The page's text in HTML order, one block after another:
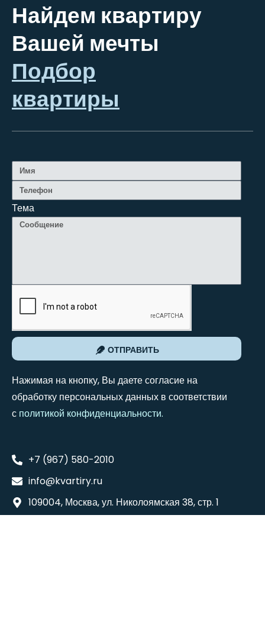
Найдем квартиру
Вашей мечты
Подбор
квартиры
Тема
ОТПРАВИТЬ
Нажимая на кнопку, Вы даете согласие на
обработку персональных данных в соответствии
с политикой конфиденциальности.
+7 (967) 580-2010
info@kvartiry.ru
109004, Москва, ул. Николоямская 38, стр. 1